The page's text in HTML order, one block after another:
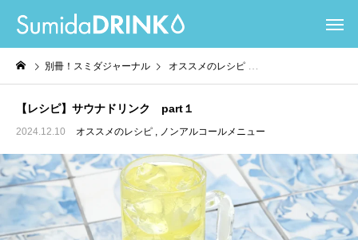
別冊！スミダジャーナル オススメのレシピ ノンアルコールメニュー
【レシピ】サウナドリンク part１
2024.12.10 オススメのレシピ ノンアルコールメニュー